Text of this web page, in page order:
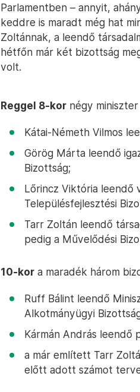
Parlamentben – annyit,
keddre is maradt még hat
Zoltánnak, a leendő
hétfőn már két bizottság
volt.
Reggel 8-kor négy
Kátai-Németh Vilmos
Görög Márta leendő
Bizottság;
Lőrincz Viktória leendő
Településfejlesztési
Tarr Zoltán leendő
pedig a Művelődési
10-kor a maradék három
Ruff Bálint leendő
Alkotmányügyi
Kármán András leendő
a már említett Tarr
előtt adott számot